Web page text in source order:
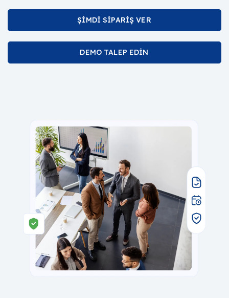
ŞİMDİ SİPARİŞ VER
DEMO TALEP EDİN